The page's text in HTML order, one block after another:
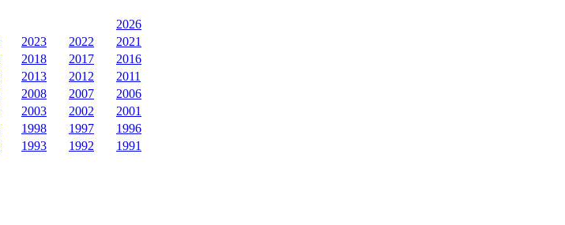
2026
2023 2022
2021
2018 2017
2016
2013 2012
2011
2008 2007
2006
2003 2002
2001
1998 1997
1996
1993 1992 1991